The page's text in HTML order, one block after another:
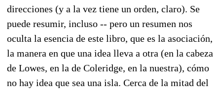
direcciones (y a la vez tiene un orden, claro). Se
puede resumir, incluso -- pero un resumen nos
oculta la esencia de este libro, que es la asociación,
la manera en que una idea lleva a otra (en la cabeza
de Lowes, en la de Coleridge, en la nuestra), cómo
no hay idea que sea una isla. Cerca de la mitad del